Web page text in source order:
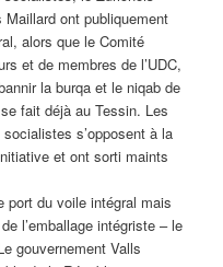
ont publiquement
alors que le Comité
et de membres de l’UDC,
la burqa et le niqab de
fait déjà au Tessin. Les
s’opposent à la
et ont sorti maints
port du voile intégral mais
l’emballage intégriste – le
gouvernement Valls